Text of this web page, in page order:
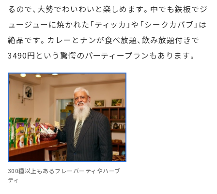
るので、大勢でわいわいと楽しめます。中でも鉄板でジ
ュージューに焼かれた「ティッカ」や「シークカバブ」は
絶品です。カレーとナンが食べ放題、飲み放題付きで
3490円という驚愕のパーティープランもあります。
300種以上もあるフレーバーティやハーブ
ティ